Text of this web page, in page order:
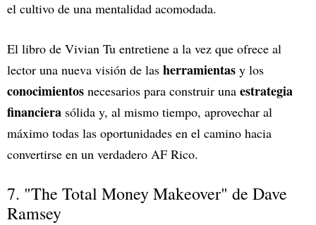
el cultivo de una mentalidad acomodada.
El libro de Vivian Tu entretiene a la vez que ofrece al
lector una nueva visión de las herramientas y los
conocimientos necesarios para construir una estrategia
financiera sólida y, al mismo tiempo, aprovechar al
máximo todas las oportunidades en el camino hacia
convertirse en un verdadero AF Rico.
7. "The Total Money Makeover" de Dave
Ramsey